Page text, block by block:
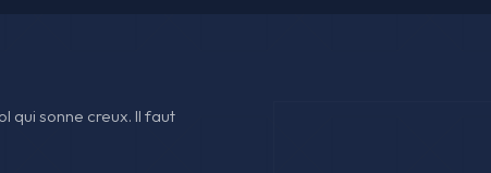
qui sonne creux. Il faut